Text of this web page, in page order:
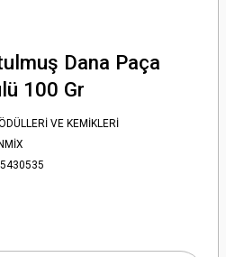
Dana Paça
100 Gr
VE KEMİKLERİ